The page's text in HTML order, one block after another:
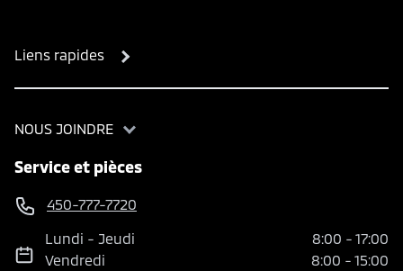
Liens rapides
NOUS JOINDRE
Service et pièces
450-777-7720
Lundi -Jeudi 8:00 - 17:00
Vendredi
8:00 - 15:00